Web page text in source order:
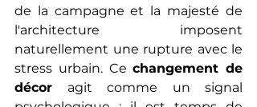
de la campagne et la majesté de
l'architecture imposent
naturellement une rupture avec le
stress urbain. Ce changement de
décor agit comme un signal